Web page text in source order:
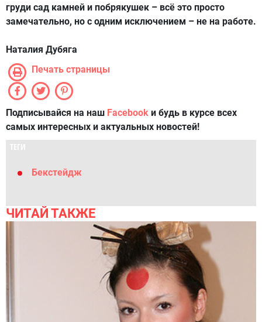
груди сад камней и побрякушек – всё это просто
замечательно, но с одним исключением – не на работе.
Наталия Дубяга
Печать страницы
Подписывайся на наш Facebook и будь в курсе всех
самых интересных и актуальных новостей!
ТЕГИ
Бекстейдж
ЧИТАЙ ТАКЖЕ